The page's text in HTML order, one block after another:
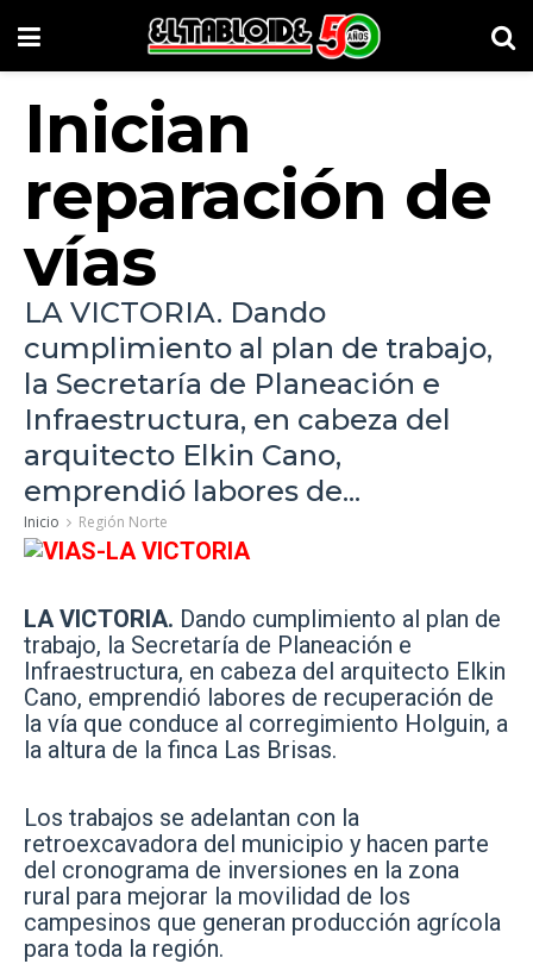
Inician
reparación de
vías
LA VICTORIA. Dando
cumplimiento al plan de trabajo,
la Secretaría de Planeación e
Infraestructura, en cabeza del
arquitecto Elkin Cano,
emprendió labores de...
Inicio Región Norte
LA VICTORIA. Dando cumplimiento al plan de
trabajo, la Secretaría de Planeación e
Infraestructura, en cabeza del arquitecto Elkin
Cano, emprendió labores de recuperación de
la vía que conduce al corregimiento Holguin, a
la altura de la finca Las Brisas.
Los trabajos se adelantan con la
retroexcavadora del municipio y hacen parte
del cronograma de inversiones en la zona
rural para mejorar la movilidad de los
campesinos que generan producción agrícola
para toda la región.